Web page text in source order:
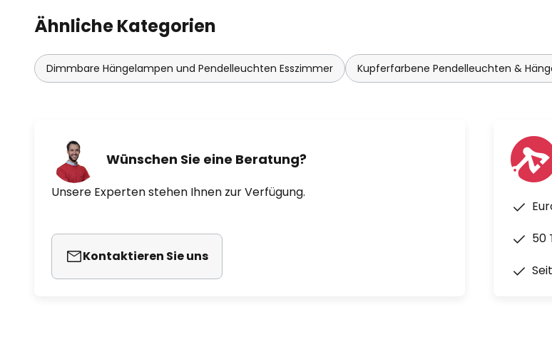
Ähnliche Kategorien
Dimmbare Hängelampen und Pendelleuchten Esszimmer Kupferfarbene Pendelleuchten &
Wünschen Sie eine Beratung?
Unsere Experten stehen Ihnen zur Verfügung.
Kontaktieren Sie uns
50